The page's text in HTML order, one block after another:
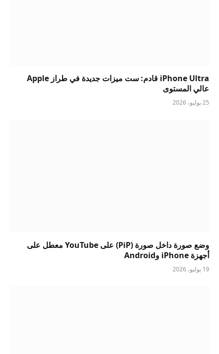
iPhone Ultra قادم: ست ميزات جديدة في طراز Apple
عالي المستوى
25 يوليو، 2026
وضع صورة داخل صورة (PiP) على YouTube معطل على
أجهزة iPhone وAndroid
19 يوليو، 2026